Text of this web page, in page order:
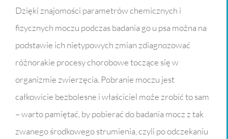
Dzięki znajomości parametrów chemicznych i
fizycznych moczu podczas badania go u psa można na
podstawie ich nietypowych zmian zdiagnozować
różnorakie procesy chorobowe toczące się w
organizmie zwierzęcia. Pobranie moczu jest
całkowicie bezbolesne i właściciel może zrobić to sam
– warto pamiętać, by pobierać do badania mocz z tak
zwanego środkowego strumienia, czyli po odczekaniu